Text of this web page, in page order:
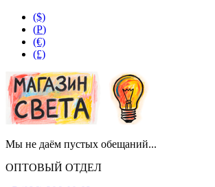
($)
(Р)
(€)
(£)
Мы не даём пустых обещаний...
ОПТОВЫЙ ОТДЕЛ